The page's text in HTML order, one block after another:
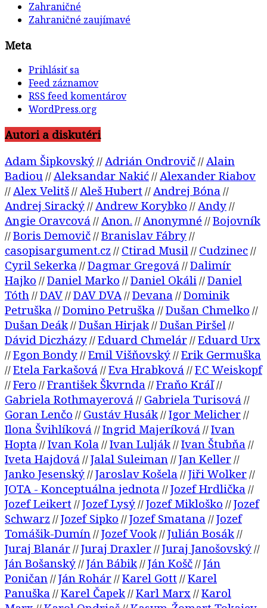
Zahraničné
Zahraničné zaujímavé
Meta
Prihlásiť sa
Feed záznamov
RSS feed komentárov
WordPress.org
Autori a diskutéri
Adam Šipkovský// Adrián Ondrovič// Alain
Badiou // Aleksandar Nakić// Alexander Riabov
// Alex Velitš// Aleš Hubert // Andrej Bóna //
Andrej Siracký// Andrew Korybko // Andy//
Angie Oravcová // Anon. // Anonymné //Bojovník
//Boris Demovič//Branislav Fábry//
casopisargument.cz // Ctirad Musil // Cudzinec//
Cyril Sekerka //Dagmar Gregová //Dalimír
Hajko //Daniel Marko //Daniel Okáli //Daniel
Tóth //DAV//DAV DVA//Devana //Dominik
Petruška //Domino Petruška //Dušan Chmelko //
Dušan Deák//Dušan Hirjak//Dušan Piršel //
Dávid Diczházy//Eduard Chmelár//Eduard Urx
//Egon Bondy//Emil Višňovský//Erik Germuška
//Etela Farkašová //Eva Hrabková //F.C Weiskopf
//Fero //František Škvrnda //Fraňo Kráľ//
Gabriela Rothmayerová // Gabriela Turisová //
Goran Lenčo // Gustáv Husák//Igor Melicher//
Ilona Švihlíková //Ingrid Majeríková //Ivan
Hopta //Ivan Kola //Ivan Lulják//Ivan Štubňa //
Iveta Hajdová //Jalal Suleiman //Jan Keller//
Janko Jesenský//Jaroslav Košela //Jiři Wolker//
JOTA - Konceptuálna jednota //Jozef Hrdlička //
Jozef Leikert //Jozef Lysý//Jozef Mikloško //Jozef
Schwarz //Jozef Sipko //Jozef Smatana //Jozef
Tomášik-Dumín //Jozef Vook//Julián Bosák//
Juraj Blanár//Juraj Draxler//Juraj Janošovský//
Ján Bošanský//Ján Bábik//Ján Košč//Ján
Poničan //Ján Rohár//Karel Gott //Karel
Panuška //Karel Čapek//Karl Marx //Karol